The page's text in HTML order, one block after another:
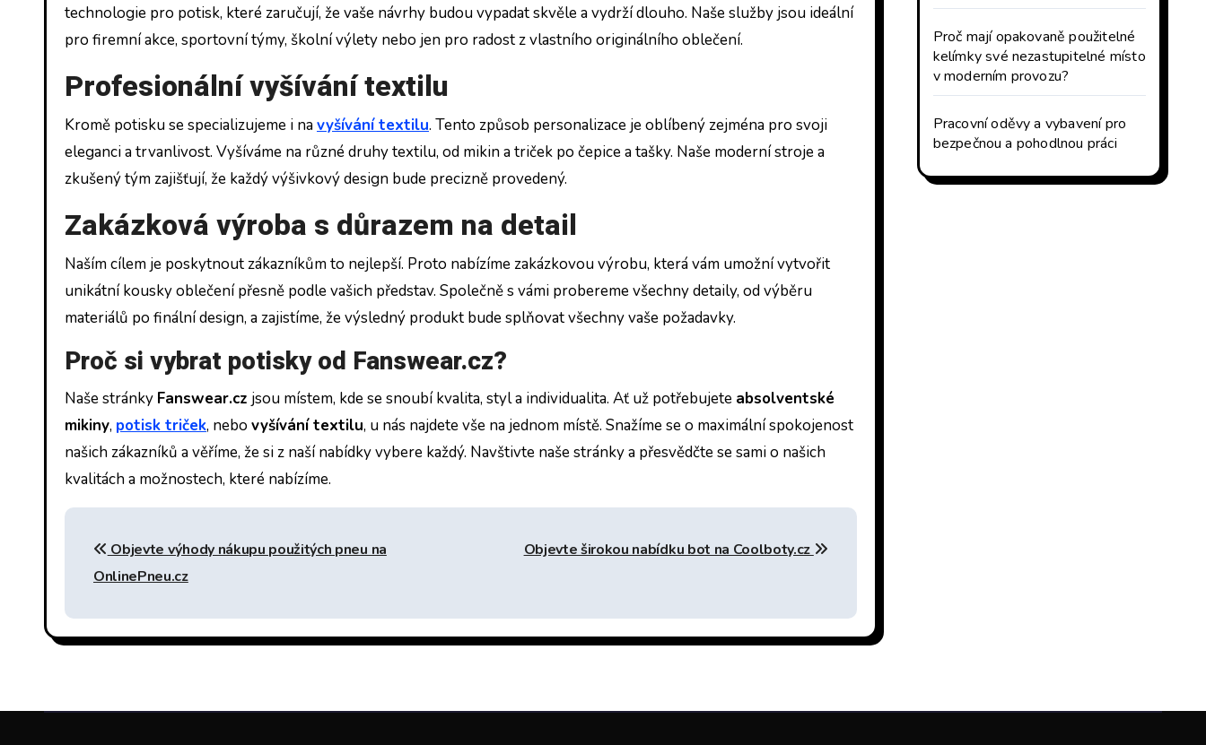
technologie pro potisk, které zaručují, že vaše návrhy budou vypadat skvěle a vydrží dlouho. Naše služby jsou ideální
pro firemní akce, sportovní týmy, školní výlety nebo jen pro radost z vlastního originálního oblečení.
Profesionální vyšívání textilu
Kromě potisku se specializujeme i navyšívání textilu. Tento způsob personalizace je oblíbený zejména pro svoji
eleganci a trvanlivost. Vyšíváme na různé druhy textilu, od mikin a triček po čepice a tašky. Naše moderní stroje a
zkušený tým zajišťují, že každý výšivkový design bude precizně provedený.
Zakázková výroba s důrazem na detail
Naším cílem je poskytnout zákazníkům to nejlepší. Proto nabízíme zakázkovou výrobu, která vám umožní vytvořit
unikátní kousky oblečení přesně podle vašich představ. Společně s vámi probereme všechny detaily, od výběru
materiálů po finální design, a zajistíme, že výsledný produkt bude splňovat všechny vaše požadavky.
Proč si vybrat potisky od Fanswear.cz?
Naše stránky Fanswear.cz jsou místem, kde se snoubí kvalita, styl a individualita. Ať už potřebujete absolventské
mikiny, potisk triček, nebo vyšívání textilu, u nás najdete vše na jednom místě. Snažíme se o maximální spokojenost
našich zákazníků a věříme, že si z naší nabídky vybere každý. Navštivte naše stránky a přesvědčte se sami o našich
kvalitách a možnostech, které nabízíme.
Navigace
proObjevte výhody nákupu použitých pneu na
OnlinePneu.cz
Objevte širokou nabídku bot na Coolboty.cz
Proč mají opakovaně použitelné
kelímky své nezastupitelné místo
v moderním provozu?
Pracovní oděvy a vybavení pro
bezpečnou a pohodlnou práci